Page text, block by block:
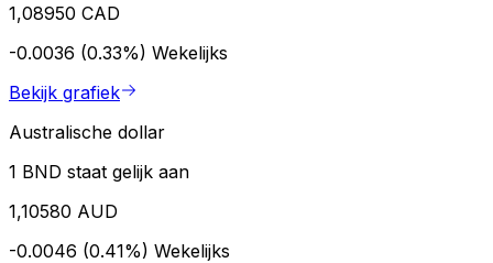
1,08950 CAD
-0.0036 (0.33%) Wekelijks
Bekijk grafiek
Australische dollar
1 BND staat gelijk aan
1,10580 AUD
-0.0046 (0.41%) Wekelijks